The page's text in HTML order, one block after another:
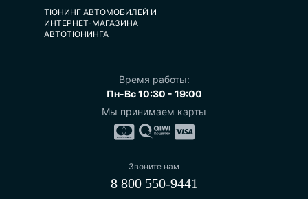
ТЮНИНГ АВТОМОБИЛЕЙ И
ИНТЕРНЕТ-МАГАЗИНА
АВТОТЮНИНГА
Время работы:
Пн-Вс 10:30 - 19:00
Мы принимаем карты
Звоните нам
8 800 550-9441